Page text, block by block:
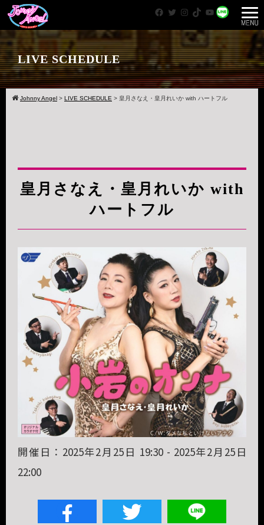
Facebook
Twitter
Instagram
TikTok
YouTube
WhatsApp
LIVE SCHEDULE
Johnny Angel > LIVE SCHEDULE > 皇月さなえ・皇月れいか with ハートフル
皇月さなえ・皇月れいか with
ハートフル
開催日：2025年2月25日 19:30 - 2025年2月25日
22:00